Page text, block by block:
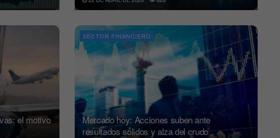
el motivo
SECTOR FINANCIERO
Mercado hoy: Acciones suben ante
resultados sólidos y alza del crudo